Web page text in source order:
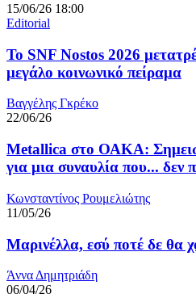
15/06/26 18:00
Editorial
Το SNF Nostos 2026
μεγάλο κοινωνικό πείραμα
Βαγγέλης Γκρέκο
22/06/26
Metallica στο ΟΑΚΑ:
για μια συναυλία που... δεν
Κωνσταντίνος Ρουμελιώτης
11/05/26
Μαρινέλλα, εσύ ποτέ δε θα
Άννα Δημητριάδη
06/04/26